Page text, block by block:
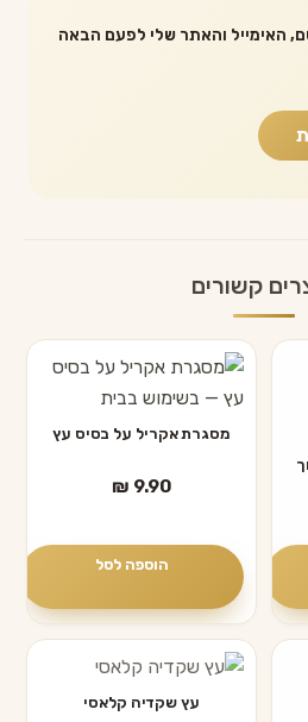
האימייל והאתר שלי לפעם הבאה
קשורים
מסגרת אקריל על בסיס עץ
₪ 9.90
הוספה לסל
עץ שקדיה קלאסי